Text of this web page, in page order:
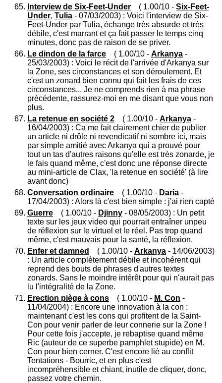
Interview de Six-Feet-Under ( 1.00/10 - Six-Feet-
Under, Tulia - 07/03/2003) : Voici l'interview de Six-
Feet-Under par Tulia, échange très absurde et très
débile, c'est marrant et ça fait passer le temps cinq
minutes, donc pas de raison de se priver.
Le dindon de la farce ( 1.00/10 - Arkanya -
25/03/2003) : Voici le récit de l'arrivée d'Arkanya sur
la Zone, ses circonstances et son déroulement. Et
c'est un zonard bien connu qui fait les frais de ces
circonstances... Je ne comprends rien à ma phrase
précédente, rassurez-moi en me disant que vous non
plus.
La retenue en société 2 ( 1.00/10 - Arkanya -
16/04/2003) : Ca me fait clairement chier de publier
un article ni drôle ni revendicatif ni sombre ici, mais
par simple amitié avec Arkanya qui a prouvé pour
tout un tas d'autres raisons qu'elle est très zonarde, je
le fais quand même, c'est donc une réponse directe
au mini-article de Clax, 'la retenue en société' (à lire
avant donc)
Conversation ordinaire ( 1.00/10 - Daria -
17/04/2003) : Alors là c'est bien simple : j'ai rien capté
Guerre ( 1.00/10 - Djinny - 08/05/2003) : Un petit
texte sur les jeux video qui pourrait entraîner unpeu
de réflexion sur le virtuel et le réel. Pas trop quand
même, c'est mauvais pour la santé, la réflexion.
Enfer et damned
( 1.00/10 - Arkanya - 14/06/2003)
: Un article complètement débile et incohérent qui
reprend des bouts de phrases d'autres textes
zonards. Sans le moindre intérêt pour qui n'aurait pas
lu l'intégralité de la Zone.
Erection piège à cons ( 1.00/10 - M. Con -
11/04/2004) : Encore une innovation à la con :
maintenant c'est les cons qui profitent de la Saint-
Con pour venir parler de leur connerie sur la Zone !
Pour cette fois j'accepte, je rebaptise quand même
Ric (auteur de ce superbe pamphlet stupide) en M.
Con pour bien cerner. C'est encore lié au conflit
Tentations - Bourric, et en plus c'est
incompréhensible et chiant, inutile de cliquer, donc,
passez votre chemin.